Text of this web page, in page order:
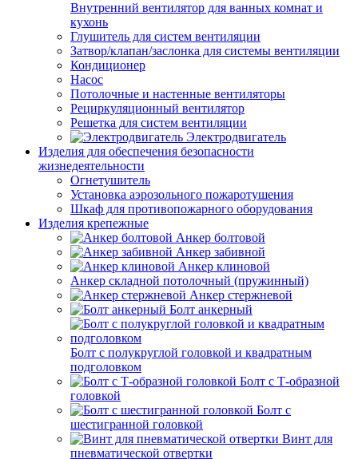
Внутренний вентилятор для ванных комнат и
кухонь
Глушитель для систем вентиляции
Затвор/клапан/заслонка для системы вентиляции
Кондиционер
Насос
Потолочные и настенные вентиляторы
Рециркуляционный вентилятор
Решетка для систем вентиляции
Электродвигатель
Изделия для обеспечения безопасности
жизнедеятельности
Огнетушитель
Установка аэрозольного пожаротушения
Шкаф для противопожарного оборудования
Изделия крепежные
Анкер болтовой
Анкер забивной
Анкер клиновой
Анкер складной потолочный (пружинный)
Анкер стержневой
Болт анкерный
Болт с полукруглой головкой и квадратным
подголовком
Болт с Т-образной
головкой
Болт с
шестигранной головкой
Винт для
пневматической отвертки